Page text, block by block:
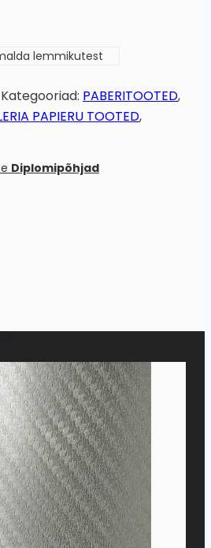
lemmikutest
Kategooriad: PABERITOOTED,
PAPIERU TOOTED,
Diplomipõhjad